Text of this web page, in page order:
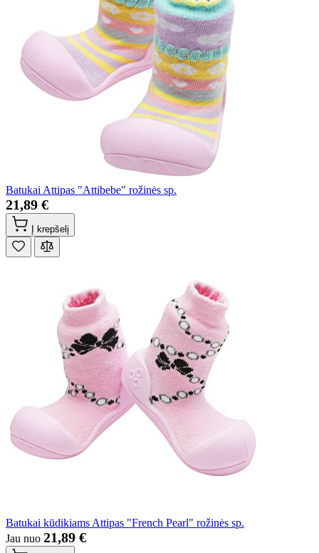
Batukai Attipas "Attibebe" rožinės sp.
21,89 €
Į krepšelį
Batukai kūdikiams Attipas "French Pearl" rožinės sp.
Jau nuo 21,89 €